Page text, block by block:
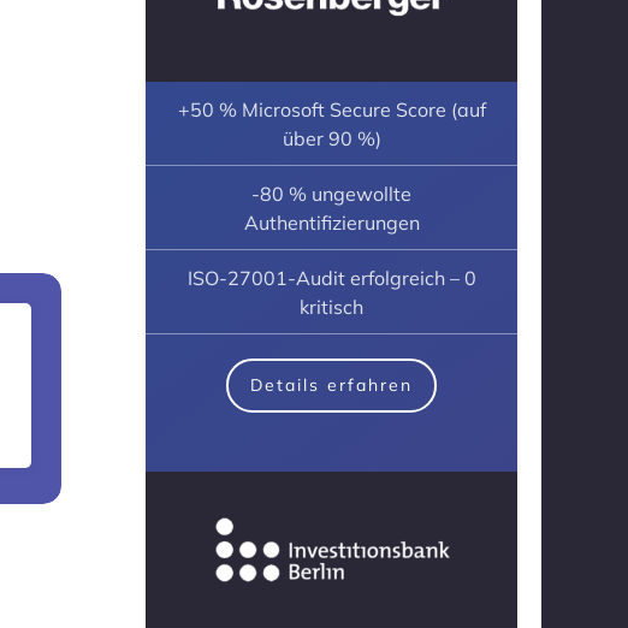
+50 % Microsoft Secure Score (auf
über 90 %)
-80 % ungewollte
Authentifizierungen
ISO-27001-Audit erfolgreich – 0
kritisch
Details erfahren